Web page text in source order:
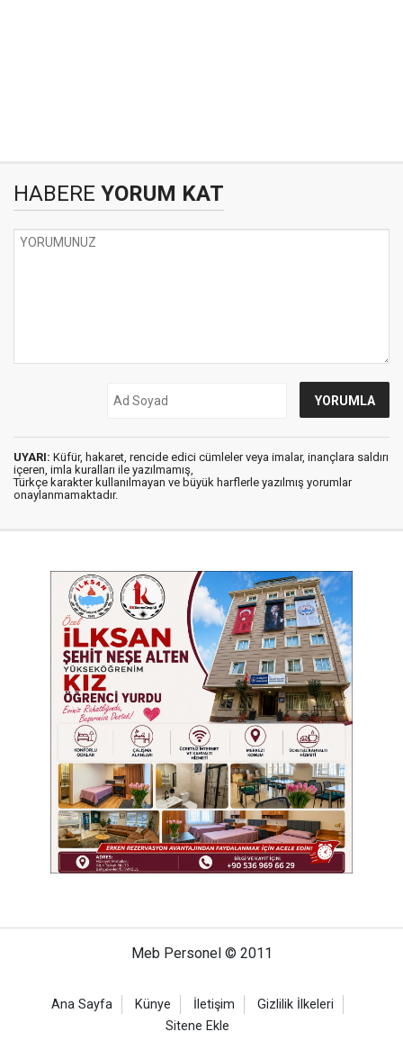
HABERE YORUM KAT
UYARI: Küfür, hakaret, rencide edici cümleler veya imalar, inançlara saldırı
içeren, imla kuralları ile yazılmamış,
Türkçe karakter kullanılmayan ve büyük harflerle yazılmış yorumlar
onaylanmamaktadır.
Meb Personel © 2011
Ana Sayfa Künye İletişim
Gizlilik İlkeleri
Sitene Ekle